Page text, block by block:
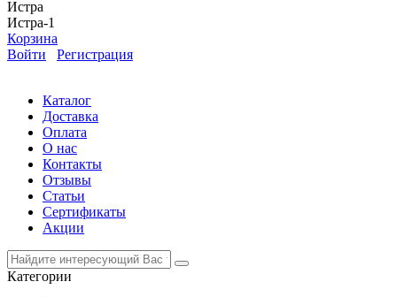
Истра
Истра-1
Корзина
Войти
Регистрация
Каталог
Доставка
Оплата
О нас
Контакты
Отзывы
Статьи
Сертификаты
Акции
Категории